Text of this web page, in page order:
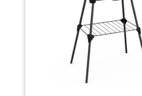
mode manuel pour faire griller
(asperges, pommes de terre,
etc…) à la perfection, avec 4réglages
REPARABILITE 15 ANS AU JUSTE
réparabilité 15 ans au juste prix
réseau de 6200 réparateurs dans le
contribuer à la protection de
la réduction des déchets